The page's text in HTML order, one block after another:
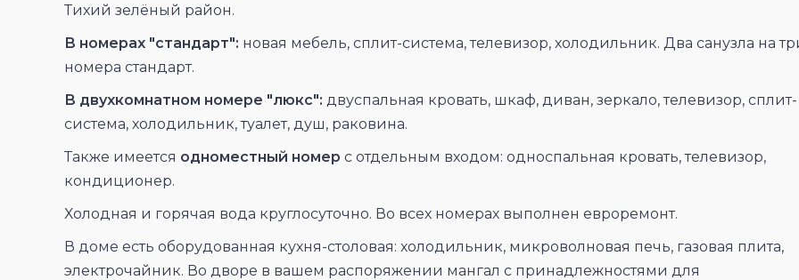
Тихий зелёный район.
В номерах "стандарт": новая мебель, сплит-система, телевизор, холодильник. Два санузла на
номера стандарт.
В двухкомнатном номере "люкс": двуспальная кровать, шкаф, диван, зеркало, телевизор, сплит-
система, холодильник, туалет, душ, раковина.
Также имеется одноместный номер с отдельным входом: односпальная кровать, телевизор,
кондиционер.
Холодная и горячая вода круглосуточно. Во всех номерах выполнен евроремонт.
В доме есть оборудованная кухня-столовая: холодильник, микроволновая печь, газовая плита,
электрочайник. Во дворе в вашем распоряжении мангал с принадлежностями для